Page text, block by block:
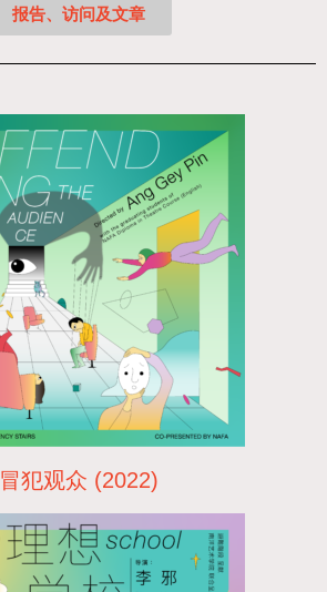
报告、访问及文章
冒犯观众 (2022)